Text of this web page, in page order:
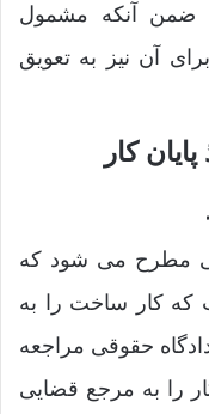
ضمن آنکه مشمول
آن نیز به تعویق
مطرح می شود که
که کار ساخت را به
حقوقی مراجعه
را به مرجع قضایی